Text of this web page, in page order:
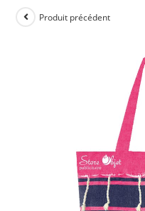
Produit précédent